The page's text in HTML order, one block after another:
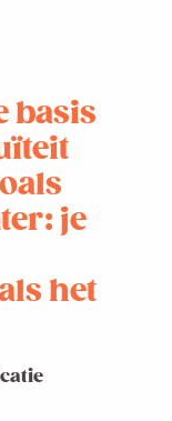
basis
je
het